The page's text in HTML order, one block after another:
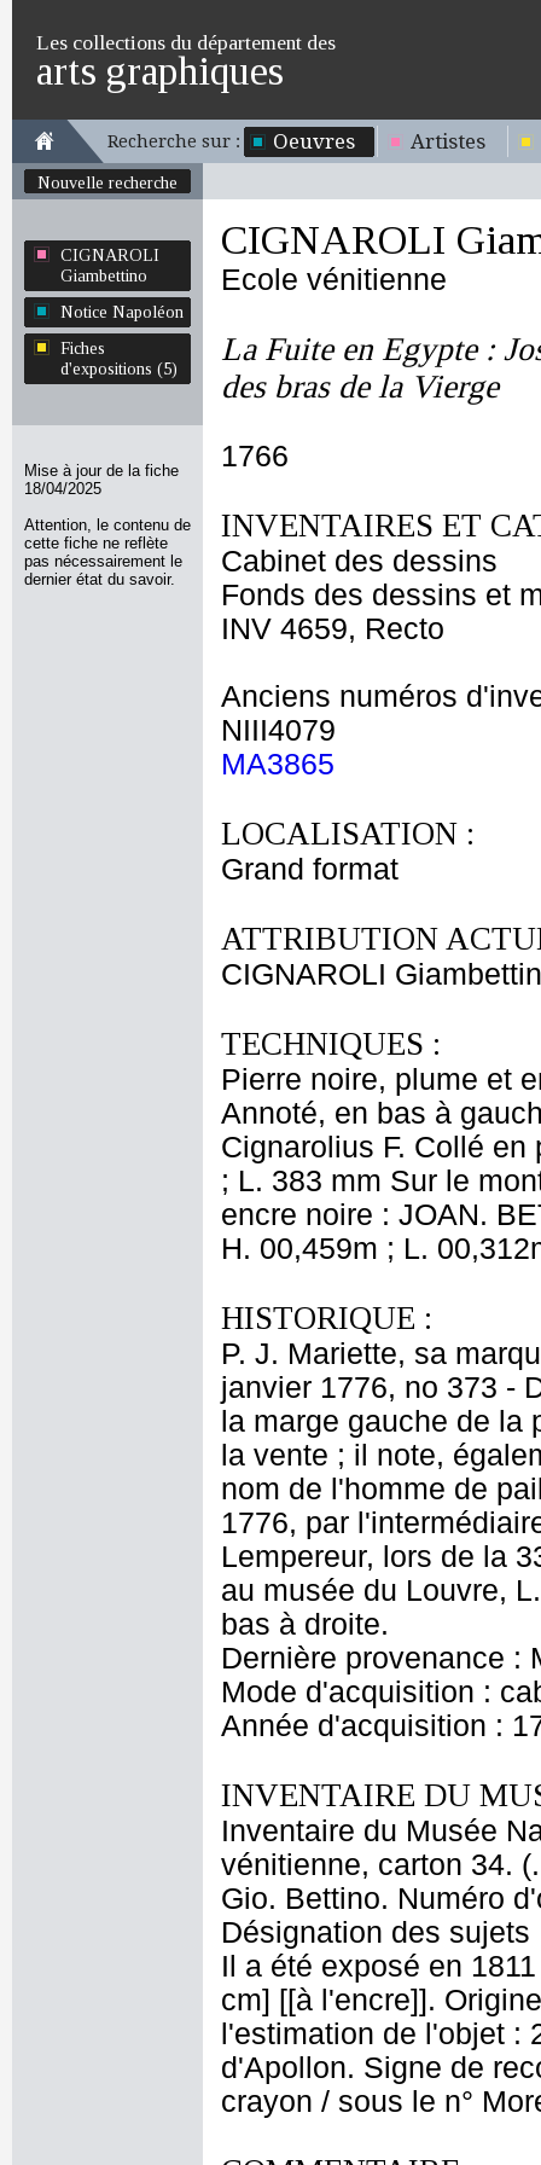
Les collections du département des
arts graphiques
Recherche sur : Oeuvres Artistes
Nouvelle recherche
CIGNAROLI
Giambettino
Notice Napoléon
Fiches
d'expositions (5)
Mise à jour de la fiche
18/04/2025
Attention, le contenu de
cette fiche ne reflète
pas nécessairement le
dernier état du savoir.
CIGNAROLI
Ecole vénitienne
La Fuite en Egypte :
des bras de la Vierge
1766
INVENTAIRES ET
Cabinet des dessins
Fonds des dessins et
INV 4659, Recto
Anciens numéros
NIII4079
MA3865
LOCALISATION :
Grand format
ATTRIBUTION
CIGNAROLI
TECHNIQUES :
Pierre noire, plume et
Annoté, en bas à
Cignarolius F. Collé
; L. 383 mm Sur le
encre noire : JOAN.
H. 00,459m ; L.
HISTORIQUE :
P. J. Mariette, sa
janvier 1776, no 373 -
la marge gauche de
la vente ; il note,
nom de l'homme de
1776, par
Lempereur, lors de la
au musée du Louvre,
bas à droite.
Dernière provenance :
Mode d'acquisition :
Année d'acquisition :
INVENTAIRE DU
Inventaire du Musée
vénitienne, carton 34.
Gio. Bettino. Numéro
Désignation des
Il a été exposé en
cm] [[à l'encre]].
l'estimation de l'objet :
d'Apollon. Signe de
crayon / sous le n°